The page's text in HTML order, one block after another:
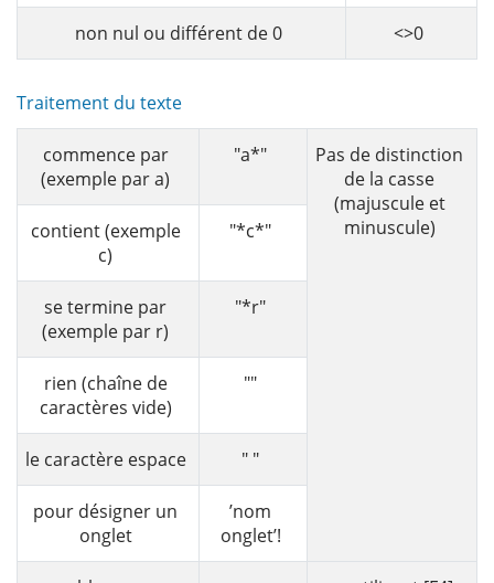
non nul ou différent de 0 <>0
Traitement du texte
commence par
(exemple par a)
"a*"
Pas de distinction
de la casse
(majuscule et
minuscule)
contient (exemple
c)
"*c*"
se termine par
(exemple par r)
"*r"
rien (chaîne de
caractères vide)
""
le caractère espace " "
pour désigner un
onglet
’nom
onglet’!